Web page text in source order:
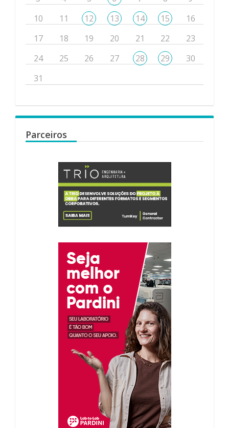
10
11 12 13 14 15
16
17
18 19 20 21 22
23
24
25 26 27 28 29
30
31
Parceiros